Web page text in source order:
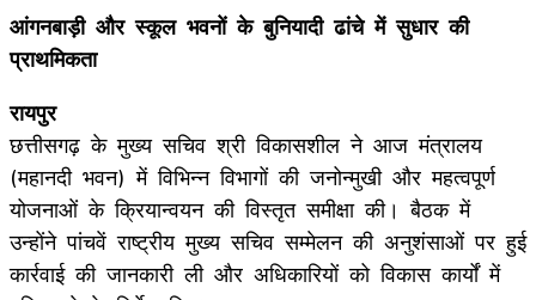
आंगनबाड़ी और स्कूल भवनों के बुनियादी ढांचे में सुधार की
प्राथमिकता
रायपुर
छत्तीसगढ़ के मुख्य सचिव श्री विकासशील ने आज मंत्रालय
(महानदी भवन) में विभिन्न विभागों की जनोन्मुखी और महत्वपूर्ण
योजनाओं के क्रियान्वयन की विस्तृत समीक्षा की। बैठक में
उन्होंने पांचवें राष्ट्रीय मुख्य सचिव सम्मेलन की अनुशंसाओं पर हुई
कार्रवाई की जानकारी ली और अधिकारियों को विकास कार्यों में